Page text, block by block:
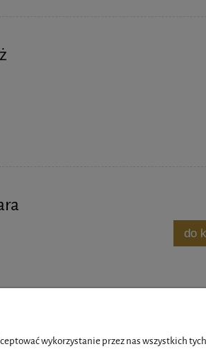
do
wykorzystanie przez nas wszystkich